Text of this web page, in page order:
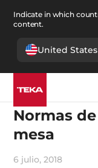
Indicate in which
content.
United States
Cocina
Normas
mesa
6 julio, 2018